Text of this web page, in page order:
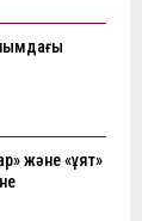
және «ұят»